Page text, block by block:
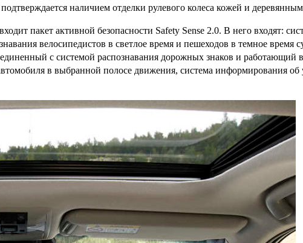
наличием отделки рулевого колеса кожей и
пакет активной безопасности Safety Sense 2.0. В него входят:
велосипедистов в светлое время и пешеходов в темное время
с системой распознавания дорожных знаков и работающий
в выбранной полосе движения, система информирования об